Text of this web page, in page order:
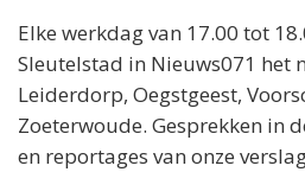
Elke werkdag van 17.00 tot
Sleutelstad in Nieuws071 het
Leiderdorp, Oegstgeest,
Zoeterwoude. Gesprekken in
en reportages van onze